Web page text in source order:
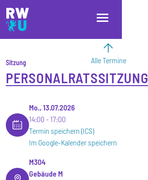
Direkt zum Inhalt
Direkt zur Hauptnavigation
Direkt zum Fußbereich
Alle Termine
Sitzung
PERSONALRATSSITZUNG
Mo., 13.07.2026
14:00
17:00
Termin speichern (ICS)
Im Google-Kalender speichern
M304
Gebäude M